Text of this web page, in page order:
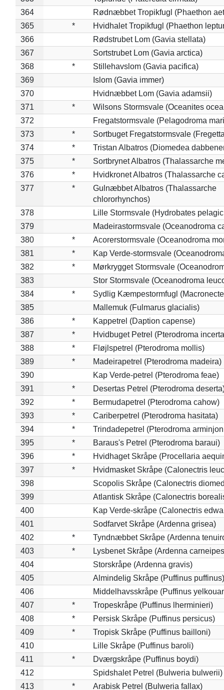
364
Rødnæbbet Tropikfugl (Phaethon
365
*
Hvidhalet Tropikfugl (Phaethon
366
Rødstrubet Lom (Gavia stellata)
367
Sortstrubet Lom (Gavia arctica)
368
*
Stillehavslom (Gavia pacifica)
369
Islom (Gavia immer)
370
Hvidnæbbet Lom (Gavia adamsii)
371
*
Wilsons Stormsvale (Oceanites
372
Fregatstormsvale (Pelagodroma
373
*
Sortbuget Fregatstormsvale
374
*
Tristan Albatros (Diomedea
375
*
Sortbrynet Albatros (Thalassarche
376
*
Hvidkronet Albatros (Thalassarche
377
*
Gulnæbbet Albatros (Thalassarche
chlororhynchos)
378
Lille Stormsvale (Hydrobates
379
Madeirastormsvale (Oceanodroma
380
*
Acorerstormsvale (Oceanodroma
381
*
Kap Verde-stormsvale
382
*
Mørkrygget Stormsvale
383
Stor Stormsvale (Oceanodroma
384
*
Sydlig Kæmpestormfugl
385
Mallemuk (Fulmarus glacialis)
386
*
Kappetrel (Daption capense)
387
*
Hvidbuget Petrel (Pterodroma
388
*
Fløjlspetrel (Pterodroma mollis)
389
*
Madeirapetrel (Pterodroma madeira)
390
Kap Verde-petrel (Pterodroma feae)
391
*
Desertas Petrel (Pterodroma
392
*
Bermudapetrel (Pterodroma cahow)
393
*
Cariberpetrel (Pterodroma hasitata)
394
*
Trindadepetrel (Pterodroma
395
*
Baraus's Petrel (Pterodroma baraui)
396
*
Hvidhaget Skråpe (Procellaria
397
*
Hvidmasket Skråpe (Calonectris
398
Scopolis Skråpe (Calonectris
399
Atlantisk Skråpe (Calonectris
400
Kap Verde-skråpe (Calonectris
401
Sodfarvet Skråpe (Ardenna grisea)
402
*
Tyndnæbbet Skråpe (Ardenna
403
*
Lysbenet Skråpe (Ardenna
404
Storskråpe (Ardenna gravis)
405
Almindelig Skråpe (Puffinus puffinus)
406
Middelhavsskråpe (Puffinus
407
*
Tropeskråpe (Puffinus lherminieri)
408
*
Persisk Skråpe (Puffinus persicus)
409
*
Tropisk Skråpe (Puffinus bailloni)
410
Lille Skråpe (Puffinus baroli)
411
*
Dværgskråpe (Puffinus boydi)
412
Spidshalet Petrel (Bulweria bulwerii)
413
*
Arabisk Petrel (Bulweria fallax)